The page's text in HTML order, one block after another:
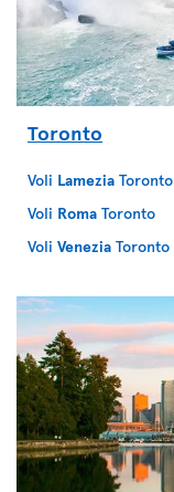
Toronto
Voli Lamezia Toronto
Voli Roma Toronto
Voli Venezia Toronto